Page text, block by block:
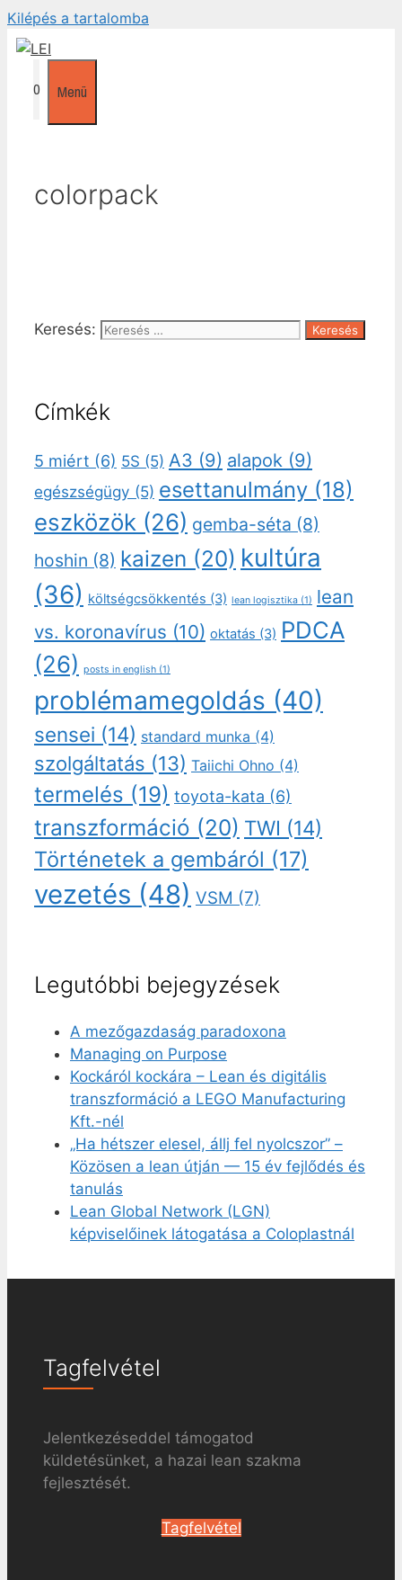
Kilépés a tartalomba
0 Menü
colorpack
Keresés:
Címkék
5 miért (6) 5S (5) A3 (9) alapok (9)
egészségügy (5) esettanulmány (18)
eszközök (26) gemba-séta (8)
hoshin (8) kaizen (20) kultúra
(36) költségcsökkentés (3) lean logisztika (1) lean
vs. koronavírus (10) oktatás (3) PDCA
(26) posts in english (1)
problémamegoldás (40)
sensei (14) standard munka (4)
szolgáltatás (13) Taiichi Ohno (4)
termelés (19) toyota-kata (6)
transzformáció (20) TWI (14)
Történetek a gembáról (17)
vezetés (48) VSM (7)
Legutóbbi bejegyzések
A mezőgazdaság paradoxona
Managing on Purpose
Kockáról kockára – Lean és digitális
transzformáció a LEGO Manufacturing
Kft.-nél
„Ha hétszer elesel, állj fel nyolcszor” –
Közösen a lean útján — 15 év fejlődés és
tanulás
Lean Global Network (LGN)
képviselőinek látogatása a Coloplastnál
Tagfelvétel
Jelentkezéseddel támogatod
küldetésünket, a hazai lean szakma
fejlesztését.
Tagfelvétel